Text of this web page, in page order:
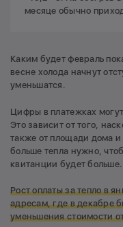
месяце обычно
Каким будет февраль
весне холода начнут
уменьшатся.
Цифры в платежках
Это зависит от того,
также от площади дома
больше тепла нужно,
квитанции будет больше.
Рост оплаты за тепло в
адресам, где в декабре
уменьшения стоимости